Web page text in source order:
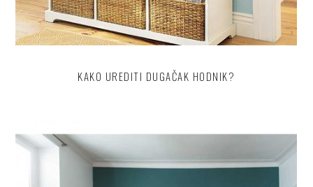
KAKO UREDITI DUGAČAK HODNIK?